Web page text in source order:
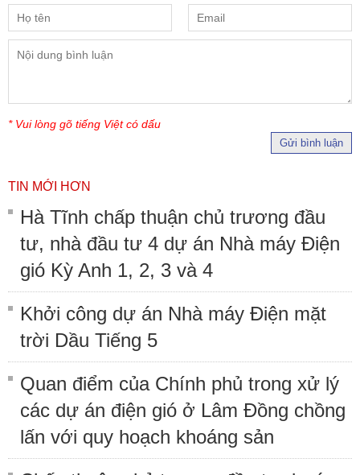
* Vui lòng gõ tiếng Việt có dấu
Gửi bình luận
TIN MỚI HƠN
Hà Tĩnh chấp thuận chủ trương đầu
tư, nhà đầu tư 4 dự án Nhà máy Điện
gió Kỳ Anh 1, 2, 3 và 4
Khởi công dự án Nhà máy Điện mặt
trời Dầu Tiếng 5
Quan điểm của Chính phủ trong xử lý
các dự án điện gió ở Lâm Đồng chồng
lấn với quy hoạch khoáng sản